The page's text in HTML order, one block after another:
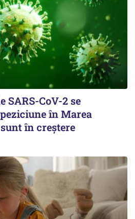
SARS-CoV-2 se
în Marea
în creștere